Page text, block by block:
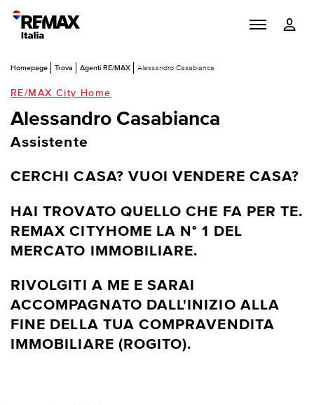
Homepage Trova Agenti RE/MAX Alessandro Casabianca
RE/MAX City Home
Alessandro Casabianca
Assistente
CERCHI CASA? VUOI VENDERE CASA?
HAI TROVATO QUELLO CHE FA PER TE.
REMAX CITYHOME LA N° 1 DEL
MERCATO IMMOBILIARE.
RIVOLGITI A ME E SARAI
ACCOMPAGNATO DALL'INIZIO ALLA
FINE DELLA TUA COMPRAVENDITA
IMMOBILIARE (ROGITO).